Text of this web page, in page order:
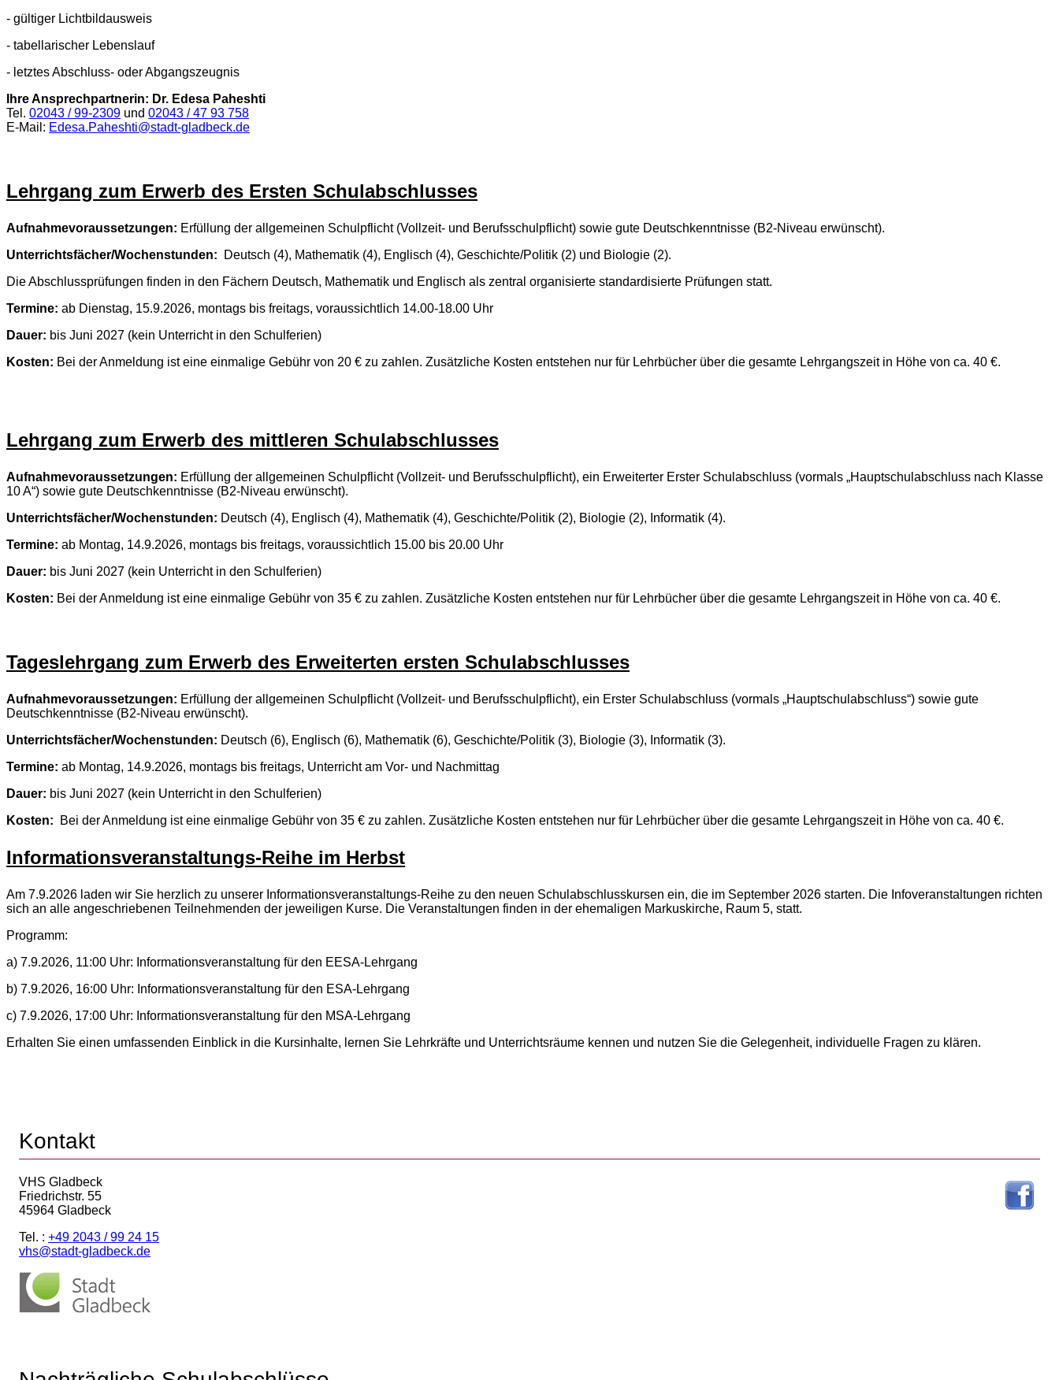
- gültiger Lichtbildausweis
- tabellarischer Lebenslauf
- letztes Abschluss- oder Abgangszeugnis
Ihre Ansprechpartnerin: Dr. Edesa Paheshti
Tel. 02043 / 99-2309 und 02043 / 47 93 758
E-Mail: Edesa.Paheshti@stadt-gladbeck.de
Lehrgang zum Erwerb des Ersten Schulabschlusses
Aufnahmevoraussetzungen: Erfüllung der allgemeinen Schulpflicht (Vollzeit- und Berufsschulpflicht) sowie gute Deutschkenntnisse (B2-Niveau erwünscht).
Unterrichtsfächer/Wochenstunden: Deutsch (4), Mathematik (4), Englisch (4), Geschichte/Politik (2) und Biologie (2).
Die Abschlussprüfungen finden in den Fächern Deutsch, Mathematik und Englisch als zentral organisierte standardisierte Prüfungen statt.
Termine: ab Dienstag, 15.9.2026, montags bis freitags, voraussichtlich 14.00-18.00 Uhr
Dauer: bis Juni 2027 (kein Unterricht in den Schulferien)
Kosten: Bei der Anmeldung ist eine einmalige Gebühr von 20 € zu zahlen. Zusätzliche Kosten entstehen nur für Lehrbücher über die gesamte Lehrgangszeit in Höhe von ca. 40 €.
Lehrgang zum Erwerb des mittleren Schulabschlusses
Aufnahmevoraussetzungen: Erfüllung der allgemeinen Schulpflicht (Vollzeit- und Berufsschulpflicht), ein Erweiterter Erster Schulabschluss (vormals „Hauptschulabschluss nach Klasse
10 A“) sowie gute Deutschkenntnisse (B2-Niveau erwünscht).
Unterrichtsfächer/Wochenstunden: Deutsch (4), Englisch (4), Mathematik (4), Geschichte/Politik (2), Biologie (2), Informatik (4).
Termine: ab Montag, 14.9.2026, montags bis freitags, voraussichtlich 15.00 bis 20.00 Uhr
Dauer: bis Juni 2027 (kein Unterricht in den Schulferien)
Kosten: Bei der Anmeldung ist eine einmalige Gebühr von 35 € zu zahlen. Zusätzliche Kosten entstehen nur für Lehrbücher über die gesamte Lehrgangszeit in Höhe von ca. 40 €.
Tageslehrgang zum Erwerb des Erweiterten ersten Schulabschlusses
Aufnahmevoraussetzungen: Erfüllung der allgemeinen Schulpflicht (Vollzeit- und Berufsschulpflicht), ein Erster Schulabschluss (vormals „Hauptschulabschluss“) sowie gute
Deutschkenntnisse (B2-Niveau erwünscht).
Unterrichtsfächer/Wochenstunden: Deutsch (6), Englisch (6), Mathematik (6), Geschichte/Politik (3), Biologie (3), Informatik (3).
Termine: ab Montag, 14.9.2026, montags bis freitags, Unterricht am Vor- und Nachmittag
Dauer: bis Juni 2027 (kein Unterricht in den Schulferien)
Kosten: Bei der Anmeldung ist eine einmalige Gebühr von 35 € zu zahlen. Zusätzliche Kosten entstehen nur für Lehrbücher über die gesamte Lehrgangszeit in Höhe von ca. 40 €.
Informationsveranstaltungs-Reihe im Herbst
Am 7.9.2026 laden wir Sie herzlich zu unserer Informationsveranstaltungs-Reihe zu den neuen Schulabschlusskursen ein, die im September 2026 starten. Die Infoveranstaltungen richten
sich an alle angeschriebenen Teilnehmenden der jeweiligen Kurse. Die Veranstaltungen finden in der ehemaligen Markuskirche, Raum 5, statt.
Programm:
a) 7.9.2026, 11:00 Uhr: Informationsveranstaltung für den EESA-Lehrgang
b) 7.9.2026, 16:00 Uhr: Informationsveranstaltung für den ESA-Lehrgang
c) 7.9.2026, 17:00 Uhr: Informationsveranstaltung für den MSA-Lehrgang
Erhalten Sie einen umfassenden Einblick in die Kursinhalte, lernen Sie Lehrkräfte und Unterrichtsräume kennen und nutzen Sie die Gelegenheit, individuelle Fragen zu klären.
Kontakt
VHS Gladbeck
Friedrichstr. 55
45964 Gladbeck
Tel. : +49 2043 / 99 24 15
vhs@stadt-gladbeck.de